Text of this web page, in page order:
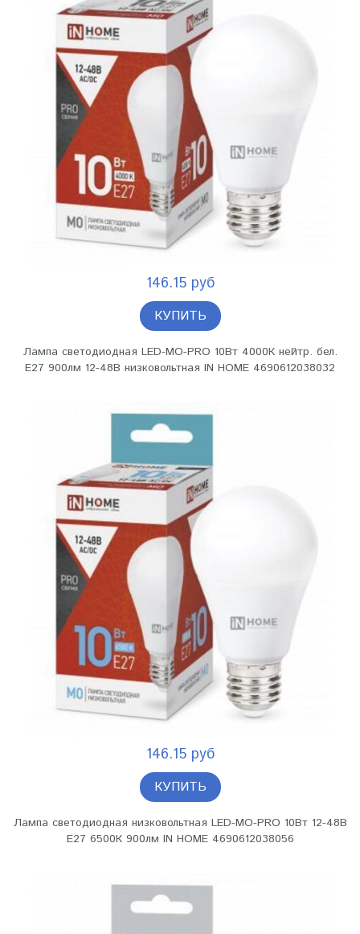
146.15 руб
КУПИТЬ
Лампа светодиодная LED-MO-PRO 10Вт 4000К нейтр. бел.
Е27 900лм 12-48В низковольтная IN HOME 4690612038032
146.15 руб
КУПИТЬ
Лампа светодиодная низковольтная LED-MO-PRO 10Вт 12-48В
Е27 6500К 900лм IN HOME 4690612038056